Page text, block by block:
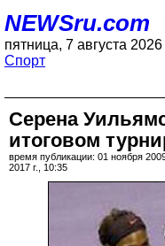
NEWSru.com
пятница, 7 августа 2026
Спорт
Серена
итоговом
время публикации: 01 ноября
2017 г., 10:35